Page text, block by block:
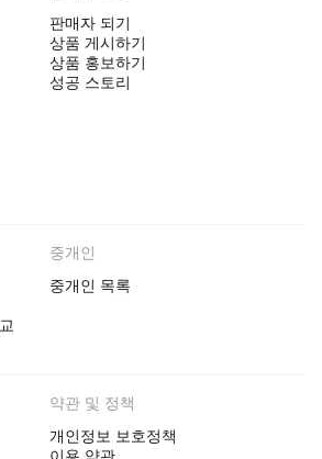
판매자 되기
상품 게시하기
상품 홍보하기
성공 스토리
중개인
중개인 목록
약관 및 정책
개인정보 보호정책